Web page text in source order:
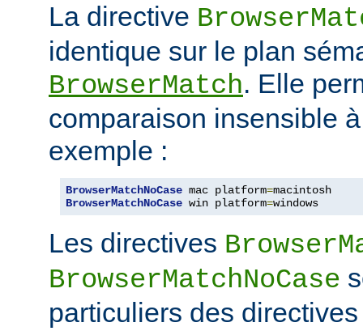
La directive
identique sur le plan
BrowserMatch. Elle
comparaison insensible
exemple :
BrowserMatchNoCase mac platform=
BrowserMatchNoCase win platform=windows
Les directives
BrowserMatchNoCase
particuliers des